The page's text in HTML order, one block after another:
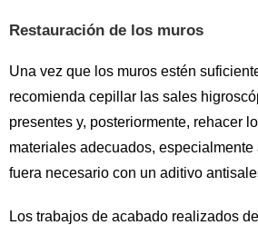
Restauración de los muros
Una vez que los muros estén
recomienda cepillar las sales
presentes y, posteriormente, rehacer
materiales adecuados, especialmente
fuera necesario con un aditivo
Los trabajos de acabado realizados